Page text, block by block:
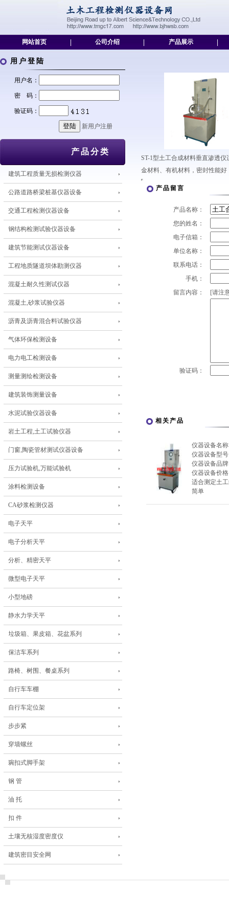
网站首页 公司介绍 产品展示
用户登陆
用户名：
密 码：
验证码：
新用户注册
产品分类
建筑工程质量无损检测仪器
公路道路桥梁桩基仪器设备
交通工程检测仪器设备
钢结构检测试验仪器设备
建筑节能测试仪器设备
工程地质隧道坝体勘测仪器
混凝土耐久性测试仪器
混凝土,砂浆试验仪器
沥青及沥青混合料试验仪器
气体环保检测设备
电力电工检测设备
测量测绘检测设备
建筑装饰测量设备
水泥试验仪器设备
岩土工程,土工试验仪器
门窗,陶瓷管材测试仪器设备
压力试验机,万能试验机
涂料检测设备
CA砂浆检测仪器
电子天平
电子分析天平
分析、精密天平
微型电子天平
小型地磅
静水力学天平
垃圾箱、果皮箱、花盆系列
保洁车系列
路椅、树围、餐桌系列
自行车车棚
自行车定位架
步步紧
穿墙螺丝
琬扣式脚手架
钢 管
油 托
扣 件
土壤无核湿度密度仪
建筑密目安全网
ST-1型土工合成材料垂直渗透
金材料、有机材料，密封性能好
产品留言
产品名称：
您的姓名：
电子信箱：
单位名称：
联系电话：
手机：
留言内容：
[请注
验证码：
相关产品
仪器设备名
仪器设备型
仪器设备品
仪器设备价
适合测定土
简单